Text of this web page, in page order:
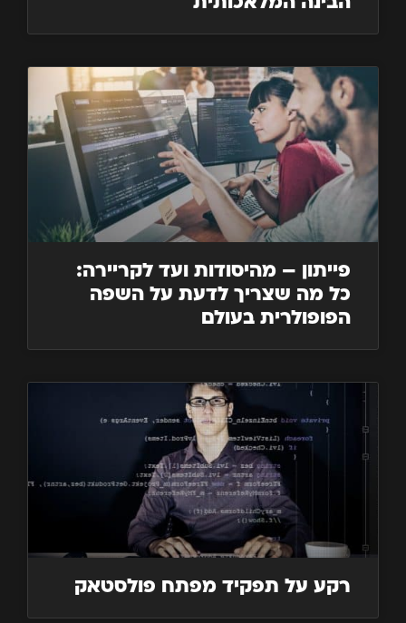
פייתון – מהיסודות ועד לקריירה:
כל מה שצריך לדעת על השפה
הפופולרית בעולם
רקע על תפקיד מפתח פולסטאק